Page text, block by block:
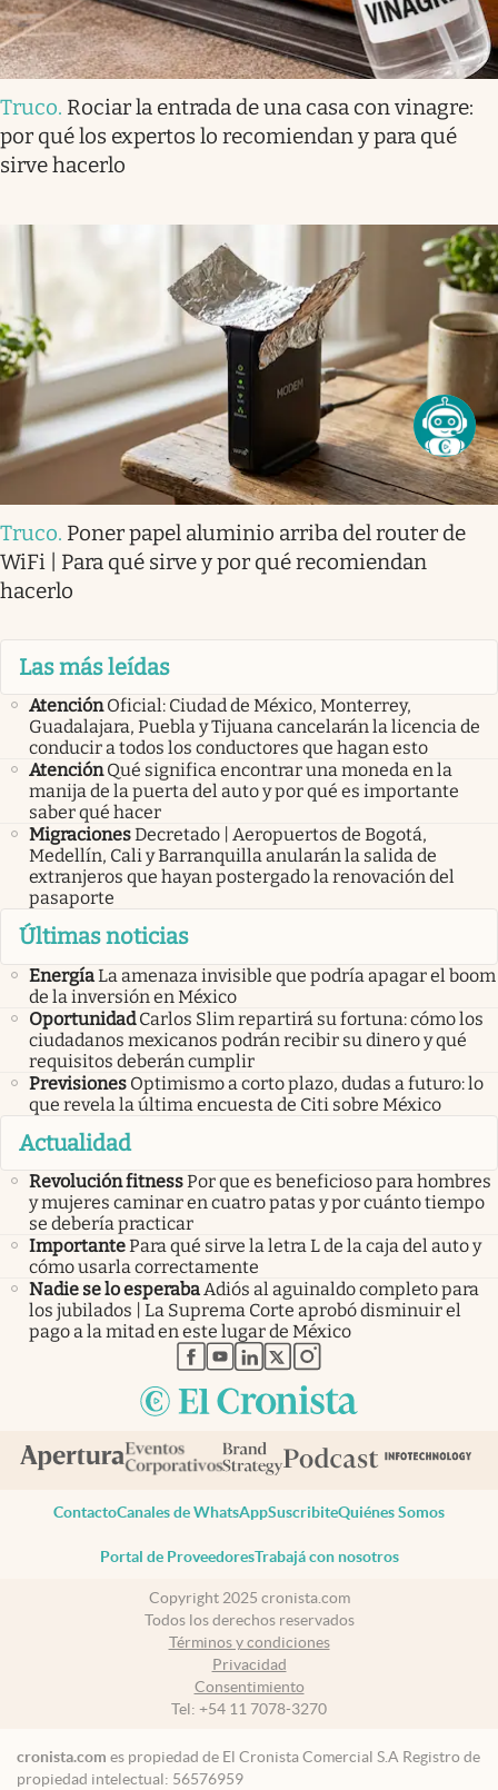
Truco. Rociar la entrada de una casa con vinagre:
por qué los expertos lo recomiendan y para qué
sirve hacerlo
Truco. Poner papel aluminio arriba del router de
WiFi | Para qué sirve y por qué recomiendan
hacerlo
Las más leídas
Atención Oficial: Ciudad de México, Monterrey,
Guadalajara, Puebla y Tijuana cancelarán la licencia de
conducir a todos los conductores que hagan esto
Atención Qué significa encontrar una moneda en la
manija de la puerta del auto y por qué es importante
saber qué hacer
MigracionesDecretado | Aeropuertos de Bogotá,
Medellín, Cali y Barranquilla anularán la salida de
extranjeros que hayan postergado la renovación del
pasaporte
Últimas noticias
EnergíaLa amenaza invisible que podría apagar el boom
de la inversión en México
Oportunidad Carlos Slim repartirá su fortuna: cómo los
ciudadanos mexicanos podrán recibir su dinero y qué
requisitos deberán cumplir
Previsiones Optimismo a corto plazo, dudas a futuro: lo
que revela la última encuesta de Citi sobre México
Actualidad
Revolución fitnessPor que es beneficioso para hombres
y mujeres caminar en cuatro patas y por cuánto tiempo
se debería practicar
ImportantePara qué sirve la letra L de la caja del auto y
cómo usarla correctamente
Nadie se lo esperabaAdiós al aguinaldo completo para
los jubilados | La Suprema Corte aprobó disminuir el
pago a la mitad en este lugar de México
abre en nueva pestaña
abre en nueva pestaña
abre en nueva pestaña
abre en nueva pestaña
abre en nueva pestaña
ContactoCanales de WhatsAppSuscribiteQuiénes Somos
Portal de ProveedoresTrabajá con nosotros
Copyright 2025 cronista.com
Todos los derechos reservados
Términos y condiciones
Privacidad
Consentimiento
Tel: +54 11 7078-3270
cronista.com es propiedad de El Cronista Comercial S.A Registro de
propiedad intelectual: 56576959